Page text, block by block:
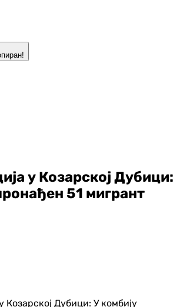
у Козарској Дубици:
51 мигрант